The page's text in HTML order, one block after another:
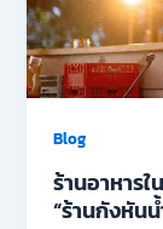
Blog
ร้านอาหาร
“ร้านกังหันน้